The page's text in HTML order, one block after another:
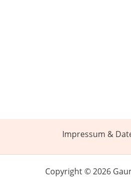
Impressum &
Copyright © 2026